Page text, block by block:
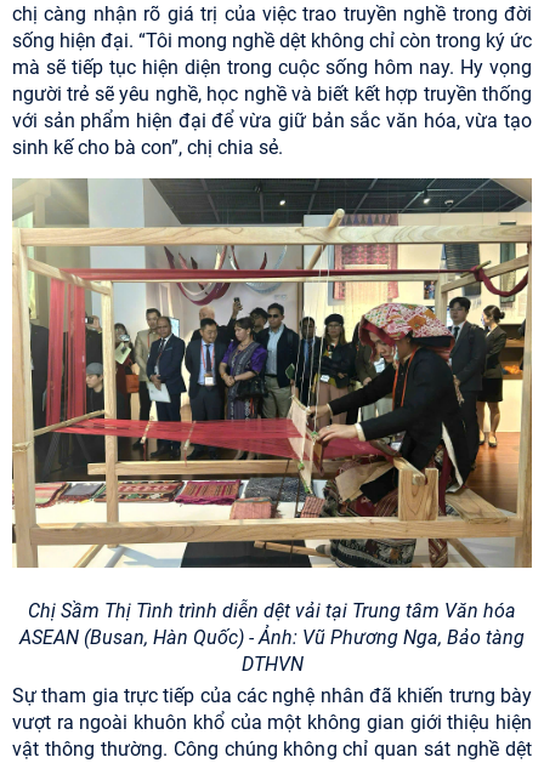
chị càng nhận rõ giá trị của việc trao truyền nghề trong đời
sống hiện đại. “Tôi mong nghề dệt không chỉ còn trong ký ức
mà sẽ tiếp tục hiện diện trong cuộc sống hôm nay. Hy vọng
người trẻ sẽ yêu nghề, học nghề và biết kết hợp truyền thống
với sản phẩm hiện đại để vừa giữ bản sắc văn hóa, vừa tạo
sinh kế cho bà con”, chị chia sẻ.
Chị Sầm Thị Tình trình diễn dệt vải tại Trung tâm Văn hóa
ASEAN (Busan, Hàn Quốc) - Ảnh: Vũ Phương Nga, Bảo tàng
DTHVN
Sự tham gia trực tiếp của các nghệ nhân đã khiến trưng bày
vượt ra ngoài khuôn khổ của một không gian giới thiệu hiện
vật thông thường. Công chúng không chỉ quan sát nghề dệt